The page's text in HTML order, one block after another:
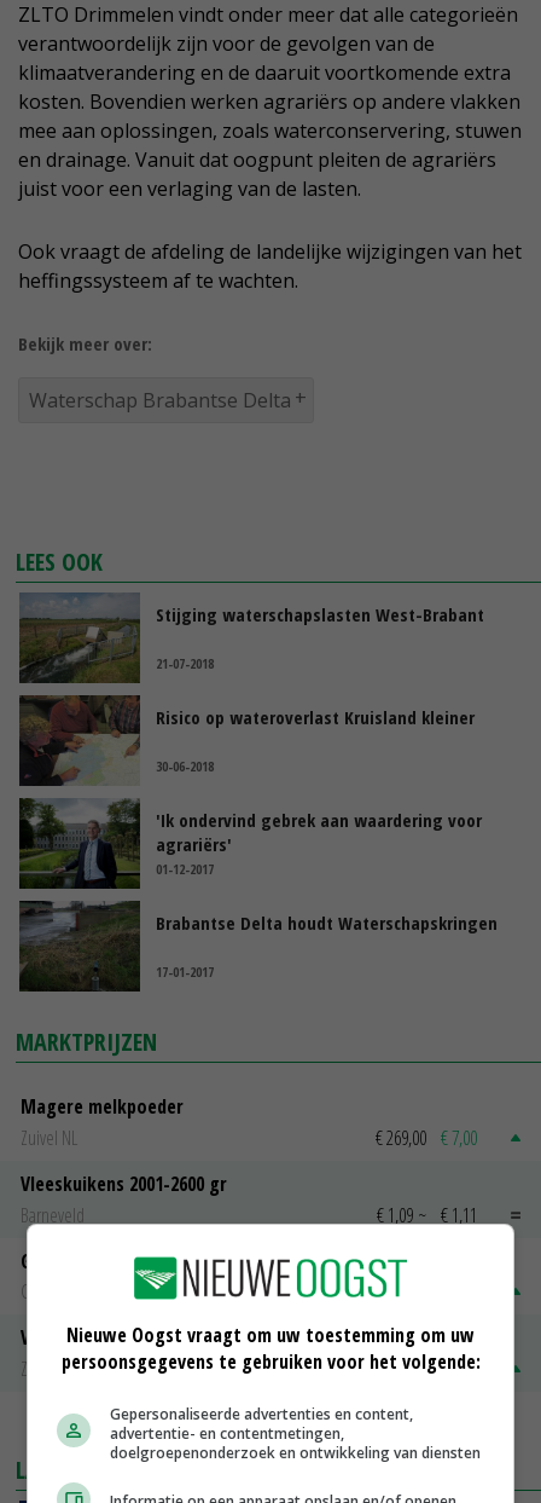
ZLTO Drimmelen vindt onder meer dat alle categorieën
verantwoordelijk zijn voor de gevolgen van de
klimaatverandering en de daaruit voortkomende extra
kosten. Bovendien werken agrariërs op andere vlakken
mee aan oplossingen, zoals waterconservering, stuwen
en drainage. Vanuit dat oogpunt pleiten de agrariërs
juist voor een verlaging van de lasten.
Ook vraagt de afdeling de landelijke wijzigingen van het
heffingssysteem af te wachten.
Bekijk meer over:
Waterschap Brabantse Delta
LEES OOK
Stijging waterschapslasten West-Brabant
21-07-2018
Risico op wateroverlast Kruisland kleiner
30-06-2018
'Ik ondervind gebrek aan waardering voor
agrariërs'
01-12-2017
Brabantse Delta houdt Waterschapskringen
17-01-2017
MARKTPRIJZEN
Magere melkpoeder
Zuivel NL
€ 269,00 € 7,00
Vleeskuikens 2001-2600 gr
Barneveld
€ 1,09 ~ € 1,11
Gerst
Groningen
€ 197,00
Volle melkpoeder
Zuivel NL
€ 345,00 € 20,00
MEER MARKTPRIJZEN
LAATSTE NIEUWS
Nieuwe Oogst vraagt om uw toestemming om uw
persoonsgegevens te gebruiken voor het volgende:
Gepersonaliseerde advertenties en content,
advertentie- en contentmetingen,
doelgroepenonderzoek en ontwikkeling van diensten